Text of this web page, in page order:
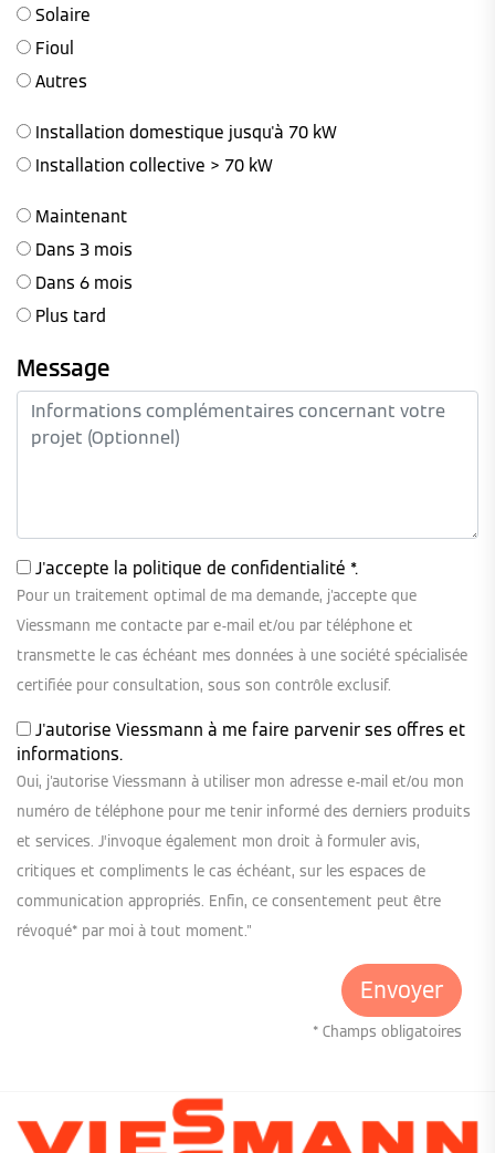
Solaire
Fioul
Autres
Installation domestique jusqu'à 70 kW
Installation collective > 70 kW
Maintenant
Dans 3 mois
Dans 6 mois
Plus tard
Message
J'accepte la politique de confidentialité *.
Pour un traitement optimal de ma demande, j'accepte que
Viessmann me contacte par e-mail et/ou par téléphone et
transmette le cas échéant mes données à une société spécialisée
certifiée pour consultation, sous son contrôle exclusif.
J'autorise Viessmann à me faire parvenir ses offres et
informations.
Oui, j'autorise Viessmann à utiliser mon adresse e-mail et/ou mon
numéro de téléphone pour me tenir informé des derniers produits
et services. J’invoque également mon droit à formuler avis,
critiques et compliments le cas échéant, sur les espaces de
communication appropriés. Enfin, ce consentement peut être
révoqué* par moi à tout moment."
* Champs obligatoires